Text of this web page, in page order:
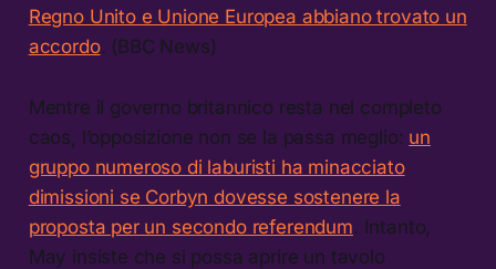
Regno Unito e Unione Europea abbiano trovato un
accordo. (BBC News)
Mentre il governo britannico resta nel completo
caos, l’opposizione non se la passa meglio: un
gruppo numeroso di laburisti ha minacciato
dimissioni se Corbyn dovesse sostenere la
proposta per un secondo referendum. Intanto,
May insiste che si possa aprire un tavolo